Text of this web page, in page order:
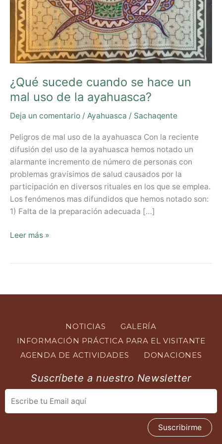
¿Qué sucede cuando se hace un
mal uso de la ayahuasca?
Deja un comentario / Ayahuasca / Sachaqente
Peligros de mal uso de la ayahuasca Con la reciente
difusión del uso de la ayahuasca hemos notado un
alarmante incremento de número de personas con
problemas gravísimos de salud causados por la
participación en diversos rituales en los que se emplea.
Los fenómenos mas difundidos que hemos notado son:
1) Falta de la preparación adecuada […]
la
ayahuasca?
Leer más »
NOTICIAS
GALERÍA
INFORMACIÓN PRÁCTICA PARA EL VISITANTE
AGENDA DE ACTIVIDADES
DONACIONES
Suscríbete a nuestro Newsletter